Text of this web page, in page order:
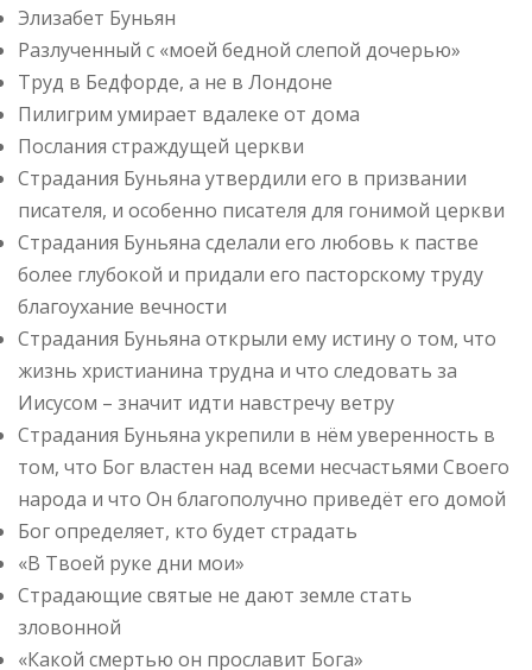
Элизабет Буньян
Разлученный с «моей бедной слепой дочерью»
Труд в Бедфорде, а не в Лондоне
Пилигрим умирает вдалеке от дома
Послания страждущей церкви
Страдания Буньяна утвердили его в призвании
писателя, и особенно писателя для гонимой церкви
Страдания Буньяна сделали его любовь к пастве
более глубокой и придали его пасторскому труду
благоухание вечности
Страдания Буньяна открыли ему истину о том, что
жизнь христианина трудна и что следовать за
Иисусом – значит идти навстречу ветру
Страдания Буньяна укрепили в нём уверенность в
том, что Бог властен над всеми несчастьями Своего
народа и что Он благополучно приведёт его домой
Бог определяет, кто будет страдать
«В Твоей руке дни мои»
Страдающие святые не дают земле стать
зловонной
«Какой смертью он прославит Бога»